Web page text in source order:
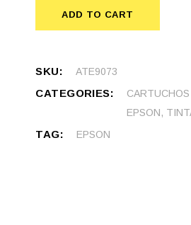
ADD TO CART
SKU: ATE9073
CATEGORIES:
EPSON,
TAG: EPSON